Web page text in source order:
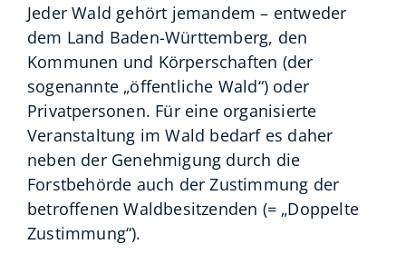
Jeder Wald gehört jemandem – entweder
dem Land Baden-Württemberg, den
Kommunen und Körperschaften (der
sogenannte „öffentliche Wald“) oder
Privatpersonen. Für eine organisierte
Veranstaltung im Wald bedarf es daher
neben der Genehmigung durch die
Forstbehörde auch der Zustimmung der
betroffenen Waldbesitzenden (= „Doppelte
Zustimmung“).